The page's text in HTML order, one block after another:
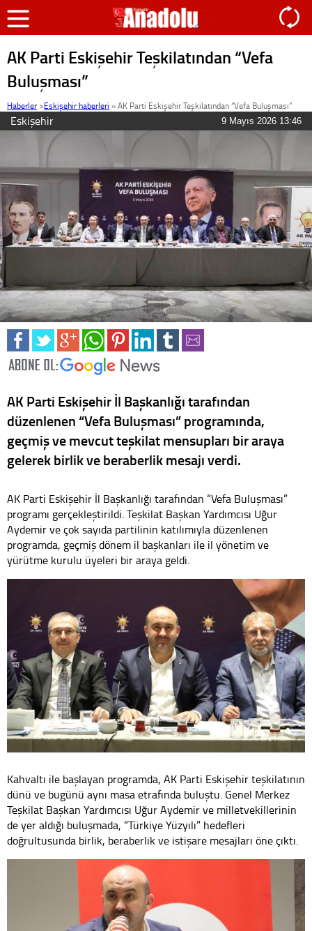
AK Parti Eskişehir Teşkilatından “Vefa
Buluşması”
Haberler >Eskişehir haberleri »AK Parti Eskişehir Teşkilatından “Vefa Buluşması”
Eskişehir 9 Mayıs 2026 13:46
AK Parti Eskişehir İl Başkanlığı tarafından
düzenlenen “Vefa Buluşması” programında,
geçmiş ve mevcut teşkilat mensupları bir araya
gelerek birlik ve beraberlik mesajı verdi.
AK Parti Eskişehir İl Başkanlığı tarafından “Vefa Buluşması”
programı gerçekleştirildi. Teşkilat Başkan Yardımcısı Uğur
Aydemir ve çok sayıda partilinin katılımıyla düzenlenen
programda, geçmiş dönem il başkanları ile il yönetim ve
yürütme kurulu üyeleri bir araya geldi.
Kahvaltı ile başlayan programda, AK Parti Eskişehir teşkilatının
dünü ve bugünü aynı masa etrafında buluştu. Genel Merkez
Teşkilat Başkan Yardımcısı Uğur Aydemir ve milletvekillerinin
de yer aldığı buluşmada, “Türkiye Yüzyılı” hedefleri
doğrultusunda birlik, beraberlik ve istişare mesajları öne çıktı.